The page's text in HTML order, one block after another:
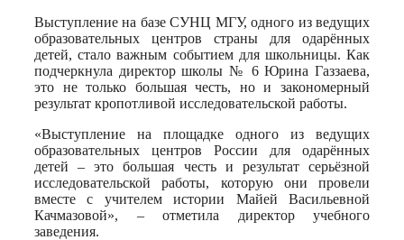
Выступление на базе СУНЦ МГУ, одного из ведущих
образовательных центров страны для одарённых
детей, стало важным событием для школьницы. Как
подчеркнула директор школы № 6 Юрина Газзаева,
это не только большая честь, но и закономерный
результат кропотливой исследовательской работы.
«Выступление на площадке одного из ведущих
образовательных центров России для одарённых
детей – это большая честь и результат серьёзной
исследовательской работы, которую они провели
вместе с учителем истории Майей Васильевной
Качмазовой», – отметила директор учебного
заведения.